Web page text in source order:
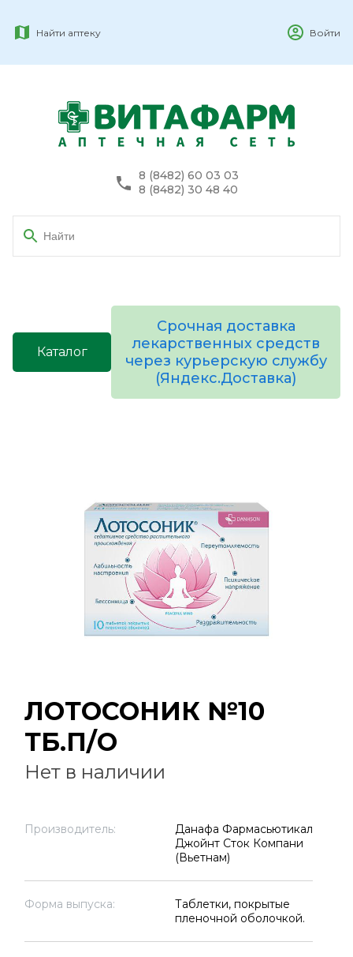
Найти аптеку Войти
8 (8482) 60 03 03
8 (8482) 30 48 40
Каталог
Срочная доставка
лекарственных средств
через курьерскую службу
(Яндекс.Доставка)
ЛОТОСОНИК №10
ТБ.П/О
Нет в наличии
Производитель:
Данафа Фармасьютикал
Джойнт Сток Компани
(Вьетнам)
Форма выпуска:
Таблетки, покрытые
пленочной оболочкой.